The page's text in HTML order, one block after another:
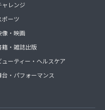
ャレンジ
ポーツ
像・映画
籍・雑誌出版
ューティー・ヘルスケア
台・パフォーマンス